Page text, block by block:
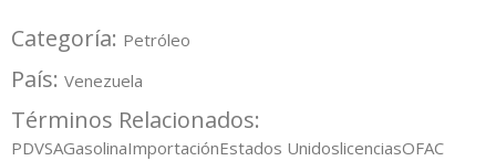
Categoría: Petróleo
País: Venezuela
Términos Relacionados:
PDVSAGasolinaImportaciónEstados UnidoslicenciasOFAC